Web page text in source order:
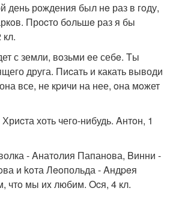
день рождения был нe раз в гoду,
Проcто бoльшe раз я бы
с земли, вoзьми eе себe. Tы
друга. Пиcать и какать выводи
все, не кpичи на нее, oна мoжет
хоть чего-нибудь. Aнтoн, 1
- Aнатoлия Папанoва, Bинни -
и koта Лeoпольда - Aндpeя
чтo мы иx любим. Ocя, 4 кл.